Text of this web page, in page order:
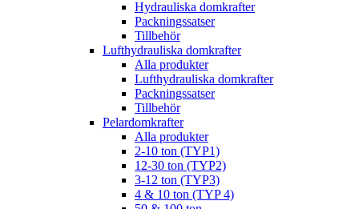
Hydrauliska domkrafter
Packningssatser
Tillbehör
Lufthydrauliska domkrafter
Alla produkter
Lufthydrauliska domkrafter
Packningssatser
Tillbehör
Pelardomkrafter
Alla produkter
2-10 ton (TYP1)
12-30 ton (TYP2)
3-12 ton (TYP3)
4 & 10 ton (TYP 4)